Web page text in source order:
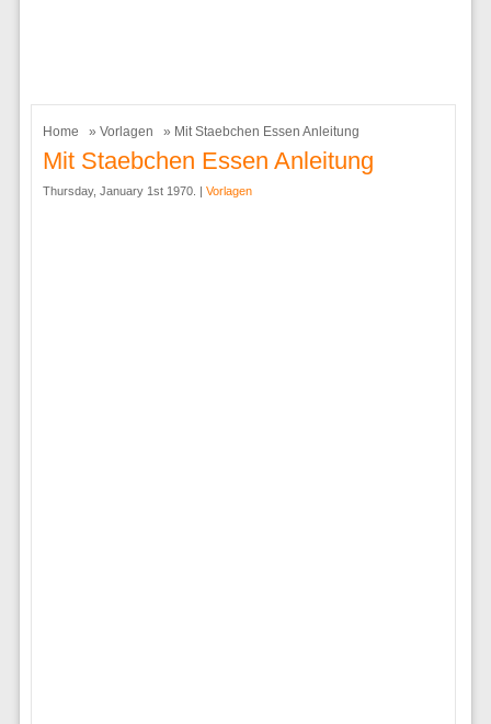
Home » Vorlagen » Mit Staebchen Essen Anleitung
Mit Staebchen Essen Anleitung
Thursday, January 1st 1970. | Vorlagen